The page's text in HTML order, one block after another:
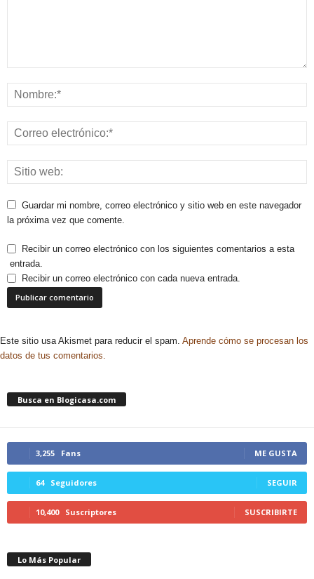
Guardar mi nombre, correo electrónico y sitio web en este navegador
la próxima vez que comente.
Recibir un correo electrónico con los siguientes comentarios a esta
entrada.
Recibir un correo electrónico con cada nueva entrada.
Este sitio usa Akismet para reducir el spam. Aprende cómo se procesan los
datos de tus comentarios.
Busca en Blogicasa.com
3,255 Fans ME GUSTA
64 Seguidores SEGUIR
10,400 Suscriptores SUSCRIBIRTE
Lo Más Popular